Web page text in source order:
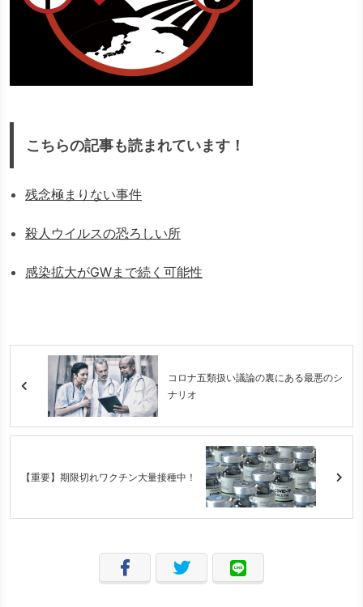
こちらの記事も読まれています！
残念極まりない事件
殺人ウイルスの恐ろしい所
感染拡大がGWまで続く可能性
コロナ五類扱い議論の裏にある最悪のシ
ナリオ
【重要】期限切れワクチン大量接種中！